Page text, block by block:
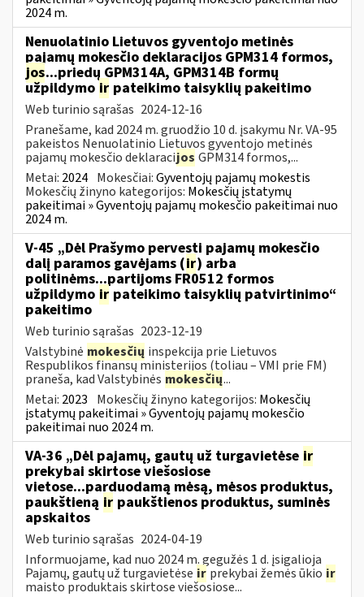
2024 m.
Nenuolatinio Lietuvos gyventojo metinės
pajamų mokesčio deklaracijos GPM314 formos,
jos...priedų GPM314A, GPM314B formų
užpildymo ir pateikimo taisyklių pakeitimo
Web turinio sąrašas 2024-12-16
Pranešame, kad 2024 m. gruodžio 10 d. įsakymu Nr. VA-95
pakeistos Nenuolatinio Lietuvos gyventojo metinės
pajamų mokesčio deklaracijos GPM314 formos,...
Metai: 2024 Mokesčiai:Gyventojų pajamų mokestis
Mokesčių žinyno kategorijos: Mokesčių įstatymų
pakeitimai » Gyventojų pajamų mokesčio pakeitimai nuo
2024 m.
V-45 „Dėl Prašymo pervesti pajamų mokesčio
dalį paramos gavėjams (ir) arba
politinėms...partijoms FR0512 formos
užpildymo ir pateikimo taisyklių patvirtinimo“
pakeitimo
Web turinio sąrašas 2023-12-19
Valstybinė mokesčių inspekcija prie Lietuvos
Respublikos finansų ministerijos (toliau – VMI prie FM)
praneša, kad Valstybinės mokesčių...
Metai: 2023 Mokesčių žinyno kategorijos: Mokesčių
įstatymų pakeitimai » Gyventojų pajamų mokesčio
pakeitimai nuo 2024 m.
VA-36 „Dėl pajamų, gautų už turgavietėse ir
prekybai skirtose viešosiose
vietose...parduodamą mėsą, mėsos produktus,
paukštieną ir paukštienos produktus, suminės
apskaitos
Web turinio sąrašas 2024-04-19
Informuojame, kad nuo 2024 m. gegužės 1 d. įsigalioja
Pajamų, gautų už turgavietėse ir prekybai žemės ūkio ir
maisto produktais skirtose viešosiose...